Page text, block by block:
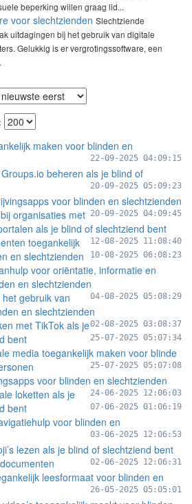
beperking willen graag lid...
voor slechtzienden Slechtziende
uitdagingen bij het gebruik van digitale
Gelukkig is er vergrotingssoftware, een
maken voor blinden en
22-09-2025 04:09:15
beheren als je blind of
20-09-2025 05:09:23
voor blinden en slechtzienden
20-09-2025 04:09:45
organisaties met
als je blind of slechtziend bent
12-08-2025 11:08:40
toegankelijk
en slechtzienden
10-08-2025 06:08:23
voor oriëntatie, informatie en
en slechtzienden
04-08-2025 05:08:29
gebruik van
en slechtzienden
02-08-2025 03:08:37
met TikTok als je
bent
25-07-2025 05:07:34
media toegankelijk maken voor blinde
25-07-2025 05:07:08
voor blinden en slechtzienden
24-06-2025 12:06:03
loketten als je
bent
07-06-2025 01:06:19
voor blinden en
03-06-2025 12:06:53
lezen als je blind of slechtziend bent
02-06-2025 12:06:31
leesformaat voor blinden en
26-05-2025 05:05:01